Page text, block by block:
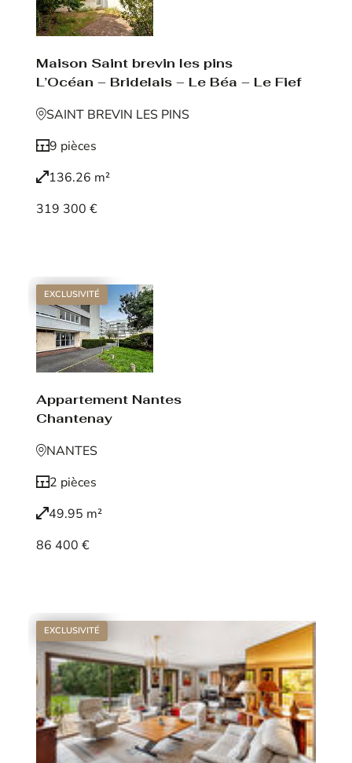
Maison Saint brevin les pins
L’Océan – Bridelais – Le Béa – Le Fief
SAINT BREVIN LES PINS
9 pièces
136.26 m²
319 300 €
EXCLUSIVITÉ
Appartement Nantes
Chantenay
NANTES
2 pièces
49.95 m²
86 400 €
EXCLUSIVITÉ